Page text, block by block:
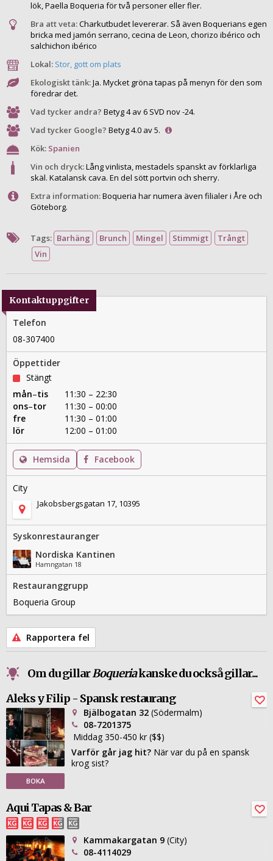
lök, Paella Boqueria för två personer eller fler.
Bra att veta:Charkutbudet levererar. Så även Boquerians egen
bricka med jamón serrano, cecina de Leon, chorizo ibérico och
salchichon ibérico
Lokal: Stor, gott om plats
Ekologiskt tänk:Ja. Mycket gröna tapas på menyn för den som
föredrar det.
Vad tycker andra? Betyg 4 av 6 SVD nov -24.
Vad tycker Google? Betyg 4.0 av 5.
Kök: Spanien
Vin och dryck:Lång vinlista, mestadels spanskt av förklarliga
skäl. Katalansk cava. En del sött portvin och sherry.
Extra information:Boqueria har numera även filialer i Åre och
Göteborg.
Tags: Barhäng Brunch Mingel Stimmigt
Trångt
Vin
Kontaktuppgifter
Telefon
08-307400
Öppettider
Stängt
mån–tis
11:30 – 22:30
ons–tor
11:30 – 00:00
fre
11:30 – 01:00
lör
12:00 – 01:00
Hemsida Facebook
City
Jakobsbergsgatan 17, 10395
Syskonrestauranger
Nordiska Kantinen
Hamngatan 18
Restauranggrupp
Boqueria Group
Rapportera fel
Om du gillarBoqueriakanske du också gillar...
Aleks y Filip - Spansk restaurang
BOKA
Bjälbogatan 32 (Södermalm)
08-7201375
Middag 350-450 kr ($$)
Varför går jag hit? När var du på en spansk
krog sist?
Aqui Tapas & Bar
Kammakargatan 9 (City)
08-4114029